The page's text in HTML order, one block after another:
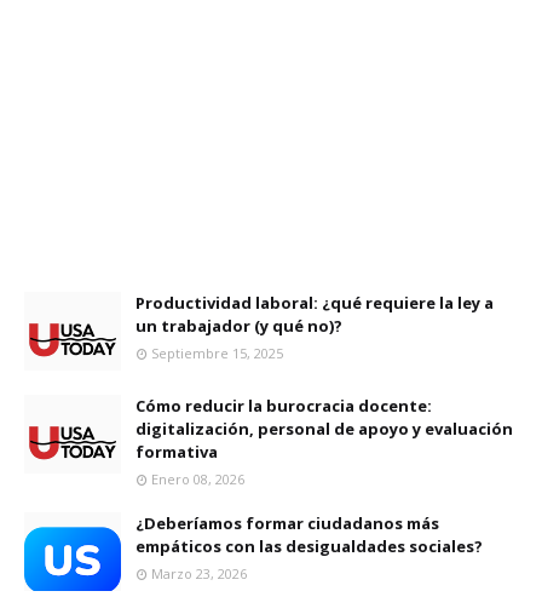
Productividad laboral: ¿qué requiere la ley a
un trabajador (y qué no)?
Septiembre 15, 2025
Cómo reducir la burocracia docente:
digitalización, personal de apoyo y evaluación
formativa
Enero 08, 2026
¿Deberíamos formar ciudadanos más
empáticos con las desigualdades sociales?
Marzo 23, 2026